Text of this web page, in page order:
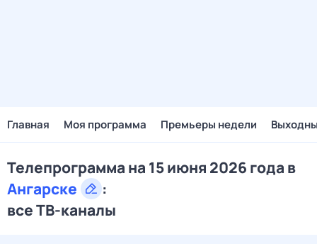
Главная Моя программа Премьеры недели
Телепрограмма на 15 июня 2026 года в
Ангарске
:
все ТВ-каналы